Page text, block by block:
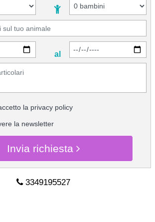
al
la privacy policy
la newsletter
Invia richiesta
3349195527